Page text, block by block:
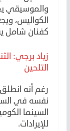
والموسيقي
الكواليس،
كفنان شامل
زياد برجي:
التلحين
رغم أنه
نفسه في
السينما
للإيرادات.